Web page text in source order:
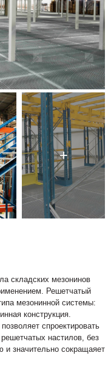
складских мезонинов
Решетчатый
мезонинной системы:
конструкция.
спроектировать
настилов, без
и значительно сокращаяет